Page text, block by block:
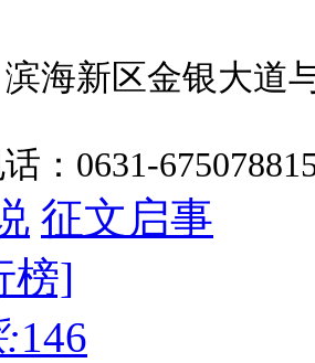
新区金银大道与
0631-
征文启事
榜]
146